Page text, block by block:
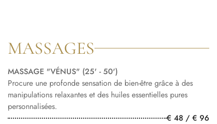
MASSAGES
MASSAGE "VÉNUS" (25' - 50')
Procure une profonde sensation de bien-être grâce à des
manipulations relaxantes et des huiles essentielles pures
personnalisées.
€ 48 / € 96